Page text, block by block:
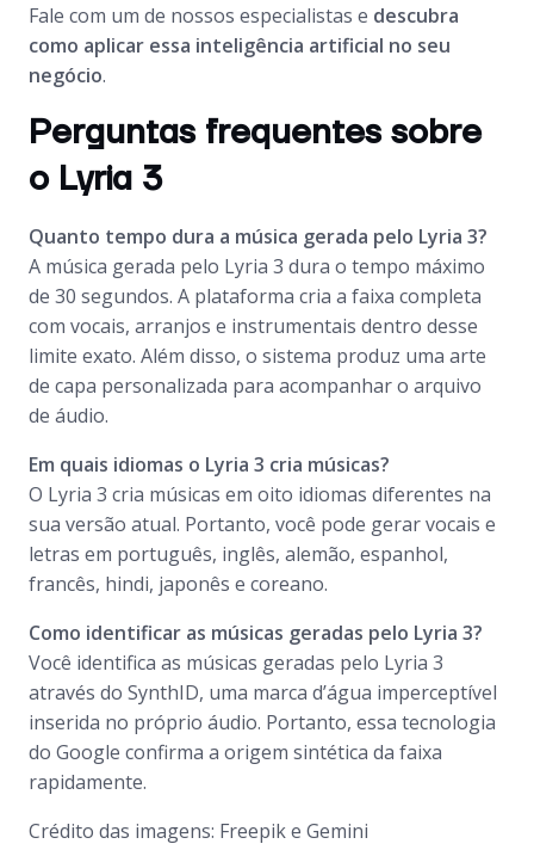
Fale com um de nossos especialistas e descubra
como aplicar essa inteligência artificial no seu
negócio.
Perguntas frequentes sobre
o Lyria 3
Quanto tempo dura a música gerada pelo Lyria 3?
A música gerada pelo Lyria 3 dura o tempo máximo
de 30 segundos. A plataforma cria a faixa completa
com vocais, arranjos e instrumentais dentro desse
limite exato. Além disso, o sistema produz uma arte
de capa personalizada para acompanhar o arquivo
de áudio.
Em quais idiomas o Lyria 3 cria músicas?
O Lyria 3 cria músicas em oito idiomas diferentes na
sua versão atual. Portanto, você pode gerar vocais e
letras em português, inglês, alemão, espanhol,
francês, hindi, japonês e coreano.
Como identificar as músicas geradas pelo Lyria 3?
Você identifica as músicas geradas pelo Lyria 3
através do SynthID, uma marca d’água imperceptível
inserida no próprio áudio. Portanto, essa tecnologia
do Google confirma a origem sintética da faixa
rapidamente.
Crédito das imagens: Freepike Gemini